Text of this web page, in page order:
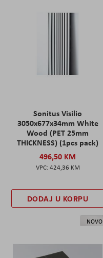
Sonitus Visilio
3050x677x34mm White
Wood (PET 25mm
THICKNESS) (1pcs pack)
496,50 KM
424,36 KM
DODAJ U KORPU
NOVO